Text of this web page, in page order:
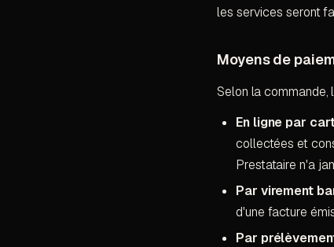
les services seront
Moyens de
Selon la
En ligne par
collectées et
Prestataire n'a
Par virement
d'une facture
Par